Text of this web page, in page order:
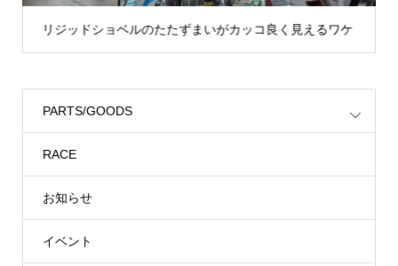
リジッドショベルのたたずまいがカッコ良く見えるワケ
PARTS/GOODS
RACE
お知らせ
イベント